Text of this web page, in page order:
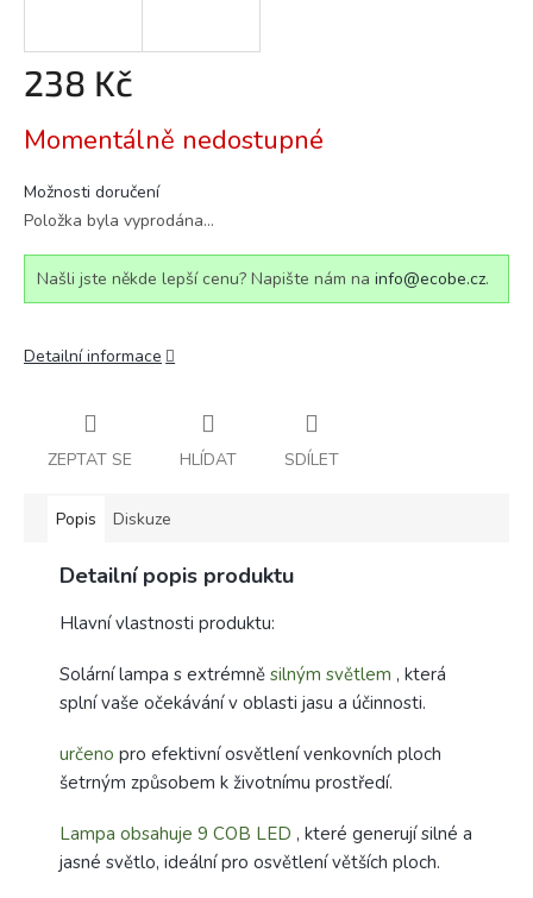
238 Kč
cena:
Momentálně nedostupné
Možnosti doručení
Položka byla vyprodána…
Našli jste někde lepší cenu? Napište nám na info@ecobe.cz.
Detailní informace
ZEPTAT SE HLÍDAT SDÍLET
Popis Diskuze
Detailní popis produktu
Hlavní vlastnosti produktu:
Solární lampa s extrémně silným světlem , která
splní vaše očekávání v oblasti jasu a účinnosti.
určeno pro efektivní osvětlení venkovních ploch
šetrným způsobem k životnímu prostředí.
Lampa obsahuje 9 COB LED , které generují silné a
jasné světlo, ideální pro osvětlení větších ploch.